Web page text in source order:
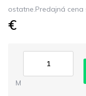
ostatne.Predajná cena
€
M